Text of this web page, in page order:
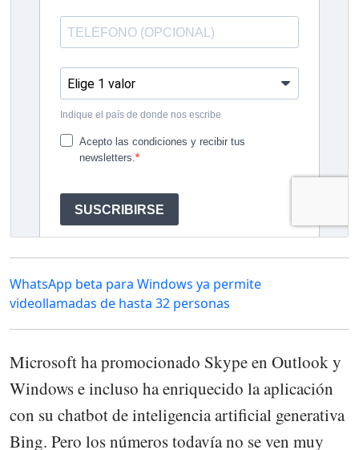
WhatsApp beta para Windows ya permite
videollamadas de hasta 32 personas
Microsoft ha promocionado Skype en Outlook y
Windows e incluso ha enriquecido la aplicación
con su chatbot de inteligencia artificial generativa
Bing. Pero los números todavía no se ven muy